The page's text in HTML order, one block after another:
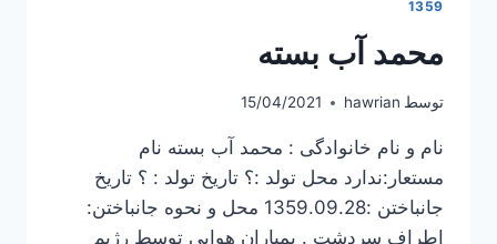
1359
محمد آب بسته
توسط hawrian
15/04/2021
نام و نام خانوادگی : محمد آب بسته نام
مستعار:ندارد محل تولد :؟ تاریخ تولد : ؟ تاریخ
جانباختن :1359.09.28 محل و نحوه جانباختن:
اطراف سردشت . بمباران هوایی توسط رژیم